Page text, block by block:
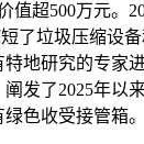
500万元。
垃圾压缩设
地研究的专
了2025年
色收受接管箱。